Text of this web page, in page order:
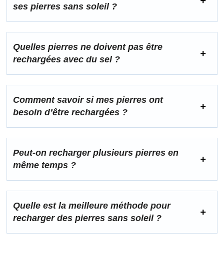
ses pierres sans soleil ?
Quelles pierres ne doivent pas être
rechargées avec du sel ?
Comment savoir si mes pierres ont
besoin d’être rechargées ?
Peut-on recharger plusieurs pierres en
même temps ?
Quelle est la meilleure méthode pour
recharger des pierres sans soleil ?